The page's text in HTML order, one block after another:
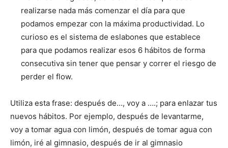
realizarse nada más comenzar el día para que
podamos empezar con la máxima productividad. Lo
curioso es el sistema de eslabones que establece
para que podamos realizar esos 6 hábitos de forma
consecutiva sin tener que pensar y correr el riesgo de
perder el flow.
Utiliza esta frase: después de…, voy a ….; para enlazar tus
nuevos hábitos. Por ejemplo, después de levantarme,
voy a tomar agua con limón, después de tomar agua con
limón, iré al gimnasio, después de ir al gimnasio